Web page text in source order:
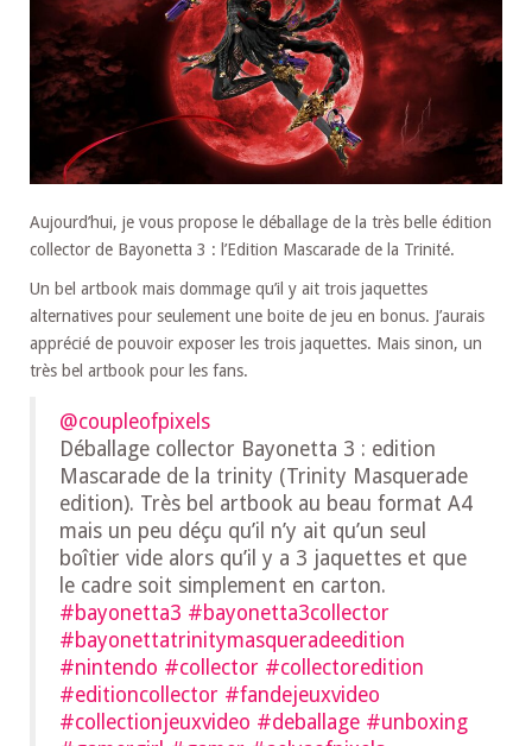
Aujourd’hui, je vous propose le déballage de la très belle édition
collector de Bayonetta 3 : l’Edition Mascarade de la Trinité.
Un bel artbook mais dommage qu’il y ait trois jaquettes
alternatives pour seulement une boite de jeu en bonus. J’aurais
apprécié de pouvoir exposer les trois jaquettes. Mais sinon, un
très bel artbook pour les fans.
@coupleofpixels
Déballage collector Bayonetta 3 : edition
Mascarade de la trinity (Trinity Masquerade
edition). Très bel artbook au beau format A4
mais un peu déçu qu’il n’y ait qu’un seul
boîtier vide alors qu’il y a 3 jaquettes et que
le cadre soit simplement en carton.
#bayonetta3 #bayonetta3collector
#bayonettatrinitymasqueradeedition
#nintendo #collector #collectoredition
#editioncollector #fandejeuxvideo
#collectionjeuxvideo #deballage #unboxing